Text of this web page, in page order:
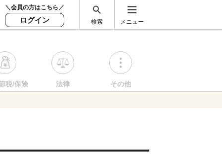
＼会員の方はこちら／
ログイン 検索 メニュー
税/保険 法律 その他